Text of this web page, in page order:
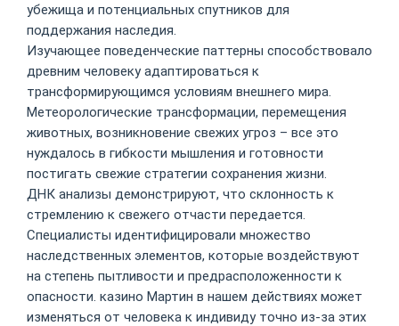
убежища и потенциальных спутников для
поддержания наследия.
Изучающее поведенческие паттерны способствовало
древним человеку адаптироваться к
трансформирующимся условиям внешнего мира.
Метеорологические трансформации, перемещения
животных, возникновение свежих угроз – все это
нуждалось в гибкости мышления и готовности
постигать свежие стратегии сохранения жизни.
ДНК анализы демонстрируют, что склонность к
стремлению к свежего отчасти передается.
Специалисты идентифицировали множество
наследственных элементов, которые воздействуют
на степень пытливости и предрасположенности к
опасности. казино Мартин в нашем действиях может
изменяться от человека к индивиду точно из-за этих